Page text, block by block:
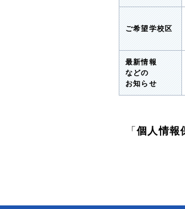
ご希望学校区
最新情報
などの
お知らせ
「個人情報